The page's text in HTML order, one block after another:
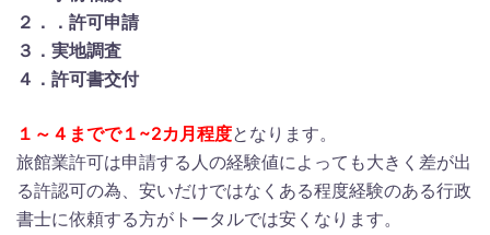
２．
．許可申請
３．実地調査
４．許可書交付
１～４までで１~2カ月程度となります。
旅館業許可は申請する人の経験値によっても大きく差が出
る許認可の為、安いだけではなくある程度経験のある行政
書士に依頼する方がトータルでは安くなります。